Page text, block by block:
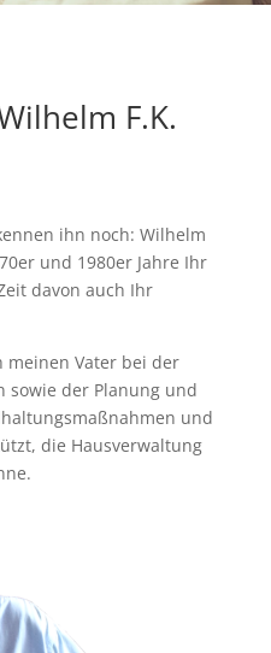
F.K.
ihn noch: Wilhelm
und 1980er Jahre Ihr
davon auch Ihr
meinen Vater bei der
sowie der Planung und
und
die Hausverwaltung